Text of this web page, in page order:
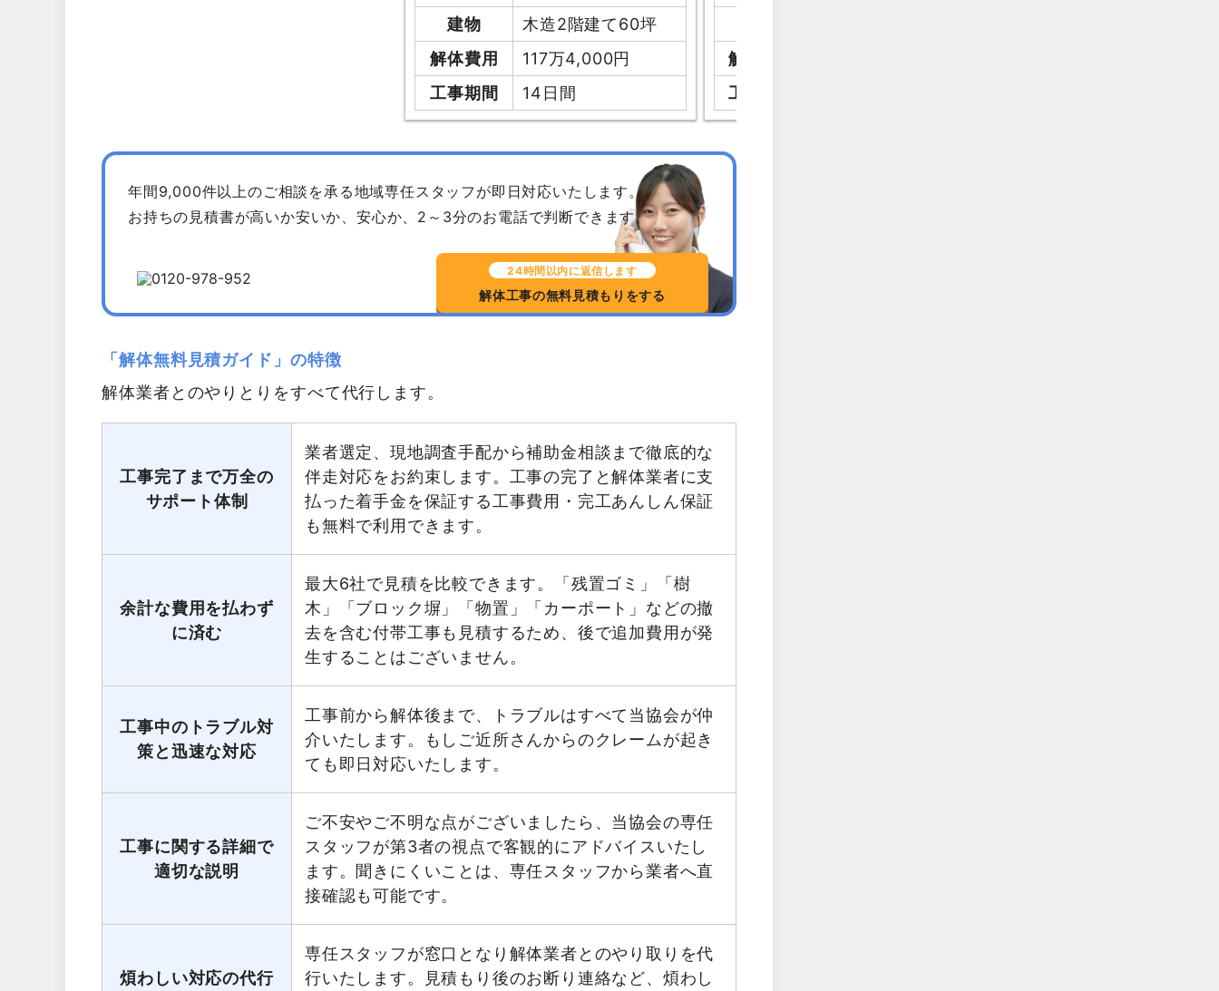
建物
木造2階建て60坪
解体費用
117万4,000円
工事期間
14日間
解体費用
工事期間
年間9,000件以上のご相談を承る地域専任スタッフが即日対応いたします。
お持ちの見積書が高いか安いか、安心か、2～3分のお電話で判断できます。
24時間以内に返信します
解体工事の無料見積もりをする
「解体無料見積ガイド」の特徴
解体業者とのやりとりをすべて代行します。
工事完了まで万全の
サポート体制
業者選定、現地調査手配から補助金相談まで徹底的な
伴走対応をお約束します。工事の完了と解体業者に支
払った着手金を保証する工事費用・完工あんしん保証
も無料で利用できます。
余計な費用を払わず
に済む
最大6社で見積を比較できます。「残置ゴミ」「樹
木」「ブロック塀」「物置」「カーポート」などの撤
去を含む付帯工事も見積するため、後で追加費用が発
生することはございません。
工事中のトラブル対
策と迅速な対応
工事前から解体後まで、トラブルはすべて当協会が仲
介いたします。もしご近所さんからのクレームが起き
ても即日対応いたします。
工事に関する詳細で
適切な説明
ご不安やご不明な点がございましたら、当協会の専任
スタッフが第3者の視点で客観的にアドバイスいたし
ます。聞きにくいことは、専任スタッフから業者へ直
接確認も可能です。
煩わしい対応の代行
専任スタッフが窓口となり解体業者とのやり取りを代
行いたします。見積もり後のお断り連絡など、煩わし